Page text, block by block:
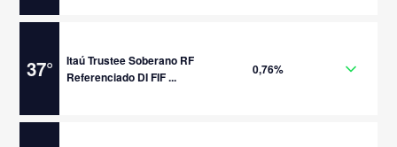
37°
Itaú Trustee Soberano RF
Referenciado DI FIF ...
0,76%